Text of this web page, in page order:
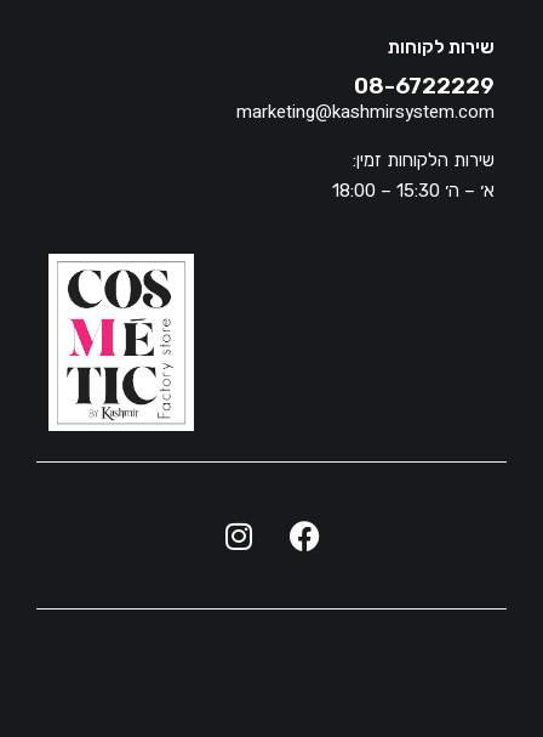
שירות לקוחות
08-6722229
marketing@kashmirsystem.com
שירות הלקוחות זמין:
א׳ – ה׳ 15:30 – 18:00